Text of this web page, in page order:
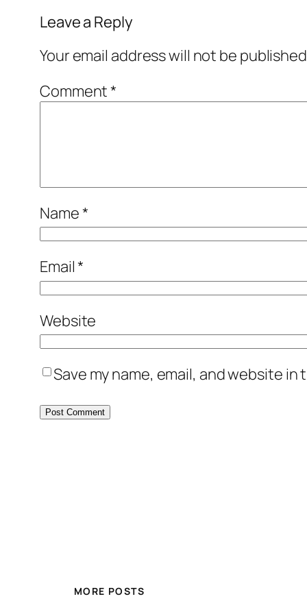
Leave a Reply
Your email address will not be
Comment*
Name*
Email*
Website
Save my name, email, and website
MORE POSTS